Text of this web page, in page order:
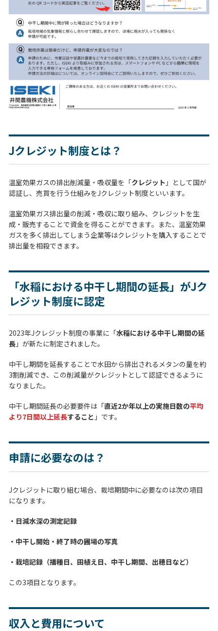
Jクレジット制度とは？
温室効果ガスの排出削減量・吸収量を「クレジット 」として国が
認証し、売買を行う仕組みをJクレジット制度といいます。
温室効果ガス排出量の削減・吸収に取り組み、クレジットを生
成・販売することで資金を得ることができます。また、温室効果
ガスを多く排出してしまう企業等はクレジットを購入することで
排出量を相殺できます。
「水稲における中干し期間の延長」がJク
レジット制度に認定
2023年Jクレジット制度の事業に「水稲における中干し期間の延
長」が新たに制定されました。
中干し期間を延長することで水田から排出されるメタンの量を約
3割削減でき、この削減量がクレジットとして認証できるように
なりました。
中干し期間延長の必要要件は「直近2か年以上の実施日数の平均
より7日間以上延長すること 」です。
申請に必要なのは？
Jクレジットに取り組む場合、栽培期間中に必要なのは次の項目
になります。
・日減水深の測定記録
・中干し開始・終了時の圃場の写真
・栽培記録（播種日、田植え日、中干し期間、出穂日など）
この3項目となります。
収入と費用について